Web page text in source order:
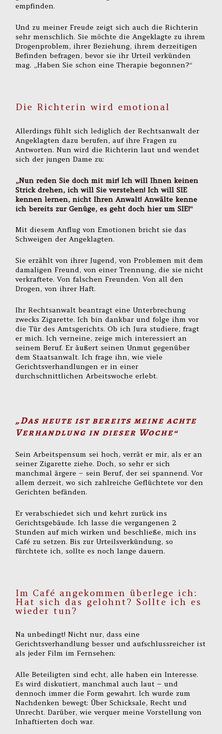
empfinden.
Und zu meiner Freude zeigt sich auch die Richterin
sehr menschlich. Sie möchte die Angeklagte zu ihrem
Drogenproblem, ihrer Beziehung, ihrem derzeitigen
Befinden befragen, bevor sie ihr Urteil verkünden
mag. „Haben Sie schon eine Therapie begonnen?“
Die Richterin wird emotional
Allerdings fühlt sich lediglich der Rechtsanwalt der
Angeklagten dazu berufen, auf ihre Fragen zu
Antworten. Nun wird die Richterin laut und wendet
sich der jungen Dame zu:
„Nun reden Sie doch mit mir! Ich will Ihnen keinen
Strick drehen, ich will Sie verstehen! Ich will SIE
kennen lernen, nicht Ihren Anwalt! Anwälte kenne
ich bereits zur Genüge, es geht doch hier um SIE!“
Mit diesem Anflug von Emotionen bricht sie das
Schweigen der Angeklagten.
Sie erzählt von ihrer Jugend, von Problemen mit dem
damaligen Freund, von einer Trennung, die sie nicht
verkraftete. Von falschen Freunden. Von all den
Drogen, von ihrer Haft.
Ihr Rechtsanwalt beantragt eine Unterbrechung
zwecks Zigarette. Ich bin dankbar und folge ihm vor
die Tür des Amtsgerichts. Ob ich Jura studiere, fragt
er mich. Ich verneine, zeige mich interessiert an
seinem Beruf. Er äußert seinen Unmut gegenüber
dem Staatsanwalt. Ich frage ihn, wie viele
Gerichtsverhandlungen er in einer
durchschnittlichen Arbeitswoche erlebt.
„Das heute ist bereits meine achte
Verhandlung in dieser Woche“
Sein Arbeitspensum sei hoch, verrät er mir, als er an
seiner Zigarette ziehe. Doch, so sehr er sich
manchmal ärgere – sein Beruf, der sei spannend. Vor
allem derzeit, wo sich zahlreiche Geflüchtete vor den
Gerichten befänden.
Er verabschiedet sich und kehrt zurück ins
Gerichtsgebäude. Ich lasse die vergangenen 2
Stunden auf mich wirken und beschließe, mich ins
Café zu setzen. Bis zur Urteilsverkündung, so
fürchtete ich, sollte es noch lange dauern.
Im Café angekommen überlege ich:
Hat sich das gelohnt? Sollte ich es
wieder tun?
Na unbedingt! Nicht nur, dass eine
Gerichtsverhandlung besser und aufschlussreicher ist
als jeder Film im Fernsehen:
Alle Beteiligten sind echt, alle haben ein Interesse.
Es wird diskutiert, manchmal auch laut – und
dennoch immer die Form gewahrt. Ich wurde zum
Nachdenken bewegt: Über Schicksale, Recht und
Unrecht. Darüber, wie verquer meine Vorstellung von
Inhaftierten doch war.